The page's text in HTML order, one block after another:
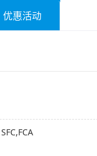
优惠活动
SFC,FCA